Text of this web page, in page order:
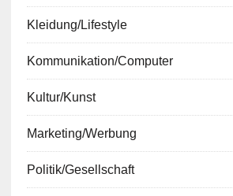
Kleidung/Lifestyle
Kommunikation/Computer
Kultur/Kunst
Marketing/Werbung
Politik/Gesellschaft